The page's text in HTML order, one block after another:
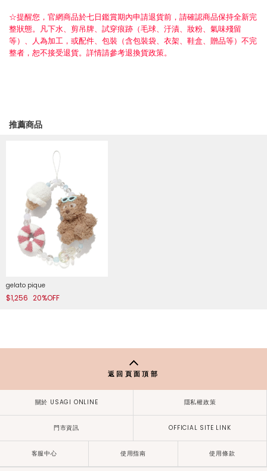
☆提醒您，官網商品於七日鑑賞期內申請退貨前，請確認商品保持全新完
整狀態。凡下水、剪吊牌、試穿痕跡（毛球、汙漬、妝粉、氣味殘留
等）、人為加工，或配件、包裝（含包裝袋、衣架、鞋盒、贈品等）不完
整者，恕不接受退貨。詳情請參考退換貨政策。
推薦商品
gelato pique
$1,256 20%OFF
返回頁面頂部
關於 USAGI ONLINE 隱私權政策
門市資訊 OFFICIAL SITE LINK
客服中心 使用指南 使用條款